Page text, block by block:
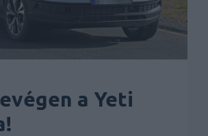
a Yeti